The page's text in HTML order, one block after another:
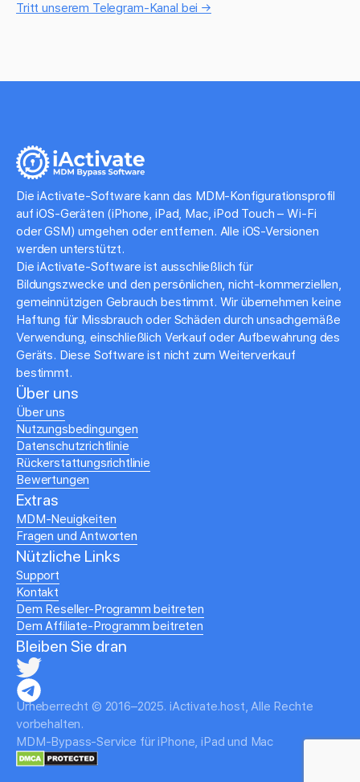
Tritt unserem Telegram-Kanal bei →
Die iActivate-Software kann das MDM-Konfigurationsprofil
auf iOS-Geräten (iPhone, iPad, Mac, iPod Touch – Wi-Fi
oder GSM) umgehen oder entfernen. Alle iOS-Versionen
werden unterstützt.
Die iActivate-Software ist ausschließlich für
Bildungszwecke und den persönlichen, nicht-kommerziellen,
gemeinnützigen Gebrauch bestimmt. Wir übernehmen keine
Haftung für Missbrauch oder Schäden durch unsachgemäße
Verwendung, einschließlich Verkauf oder Aufbewahrung des
Geräts. Diese Software ist nicht zum Weiterverkauf
bestimmt.
Über uns
Über uns
Nutzungsbedingungen
Datenschutzrichtlinie
Rückerstattungsrichtlinie
Bewertungen
Extras
MDM-Neuigkeiten
Fragen und Antworten
Nützliche Links
Support
Kontakt
Dem Reseller-Programm beitreten
Dem Affiliate-Programm beitreten
Bleiben Sie dran
Urheberrecht © 2016–2025. iActivate.host, Alle Rechte
vorbehalten.
MDM-Bypass-Service für iPhone, iPad und Mac